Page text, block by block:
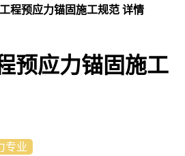
程预应力锚固施工规范 详情
预应力锚固施工
专业